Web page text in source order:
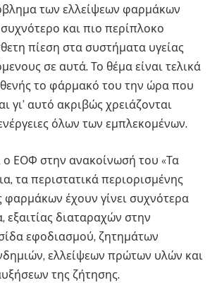
των ελλείψεων φαρμάκων
συχνότερο και πιο περίπλοκο
πίεση στα συστήματα υγείας
σε αυτά. Το θέμα είναι τελικά
το φάρμακό του την ώρα που
γι’ αυτό ακριβώς χρειάζονται
όλων των εμπλεκομένων.
ΕΟΦ στην ανακοίνωσή του «Τα
τα περιστατικά περιορισμένης
φαρμάκων έχουν γίνει συχνότερα
εξαιτίας διαταραχών στην
εφοδιασμού, ζητημάτων
ελλείψεων πρώτων υλών και
της ζήτησης.